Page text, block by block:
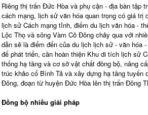
Riêng thị trấn Đức Hòa và phụ cận - địa bàn tập
cách mạng, lịch sử văn hóa quan trọng có giá trị
lịch sử Cách mạng tỉnh, điểm du lịch văn hóa -
Lộc Thọ và sông Vàm Cỏ Đông chảy qua với
dẫn sẽ là điểm đến của du lịch lịch sử - văn hóa
để phát triển, cần hoàn thiện Khu di tích lịch sử
thống hạ tầng và cơ sở vật chất đồng bộ, nâng
trúc khảo cổ Bình Tả và xây dựng hạ tầng tuyến
Đông, đoạn từ huyện Đức Hòa lên thị trấn Đông
Đồng bộ nhiều giải pháp